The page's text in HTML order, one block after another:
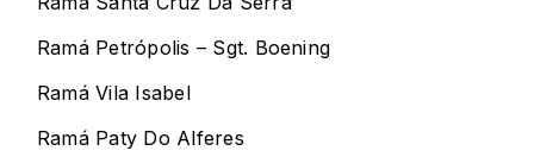
Ramá Petrópolis – Sgt. Boening
Ramá Vila Isabel
Ramá Paty Do Alferes